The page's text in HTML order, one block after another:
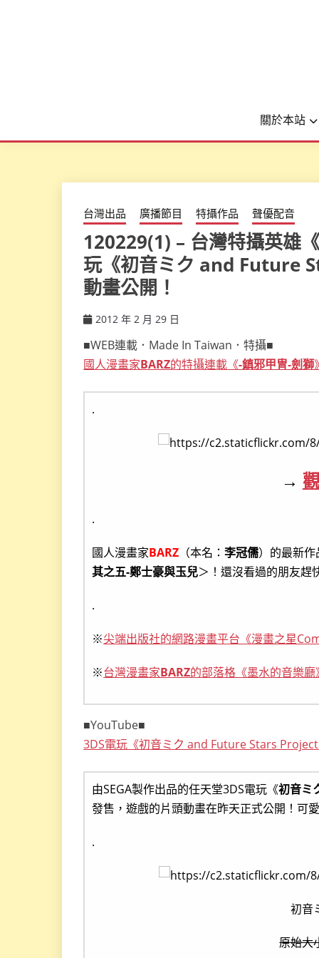
關於本站
台灣出品 廣播節目 特攝作品 聲優配音
120229(1) – 台灣特攝英雄
玩《初音ミク and Future
動畫公開！
2012 年 2 月 29 日
■WEB連載．Made In Taiwan．特攝■
國人漫畫家BARZ的特攝連載《-鎮邪甲冑-劍獅
.
→
.
國人漫畫家BARZ （本名： 李冠儒）的最新作
其之五-鄭士豪與玉兒＞！還沒看過的朋友趕
.
※尖端出版社的網路漫畫平台《漫畫之星
※台灣漫畫家BARZ的部落格《墨水的音樂廳
■YouTube■
3DS電玩《初音ミク and Future Stars
由SEGA製作出品的任天堂3DS電玩《初音
發售，遊戲的片頭動畫在昨天正式公開！可
.
初音
原始大